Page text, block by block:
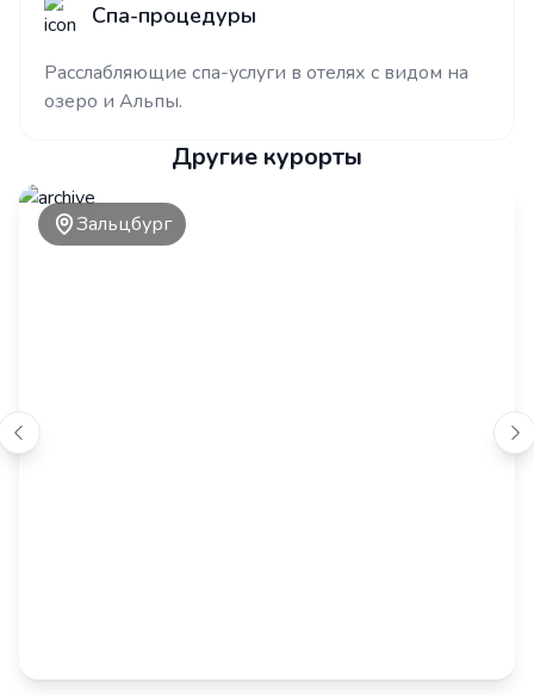
Спа-процедуры
Расслабляющие спа-услуги в отелях с видом на
озеро и Альпы.
Другие курорты
Зальцбург